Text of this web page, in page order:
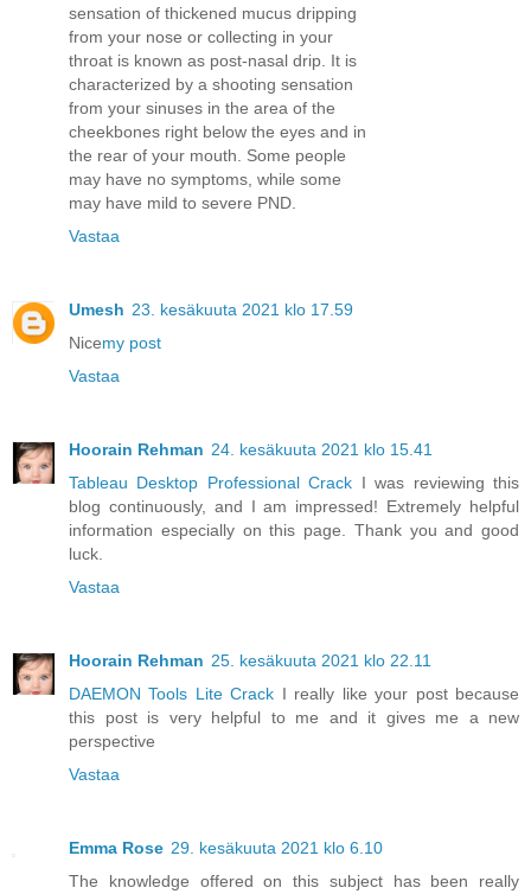
sensation of thickened mucus dripping
from your nose or collecting in your
throat is known as post-nasal drip. It is
characterized by a shooting sensation
from your sinuses in the area of the
cheekbones right below the eyes and in
the rear of your mouth. Some people
may have no symptoms, while some
may have mild to severe PND.
Vastaa
Umesh 23. kesäkuuta 2021 klo 17.59
Nicemy post
Vastaa
Hoorain Rehman 24. kesäkuuta 2021 klo 15.41
Tableau Desktop Professional Crack I was reviewing this
blog continuously, and I am impressed! Extremely helpful
information especially on this page. Thank you and good
luck.
Vastaa
Hoorain Rehman 25. kesäkuuta 2021 klo 22.11
DAEMON Tools Lite Crack I really like your post because
this post is very helpful to me and it gives me a new
perspective
Vastaa
Emma Rose 29. kesäkuuta 2021 klo 6.10
The knowledge offered on this subject has been really